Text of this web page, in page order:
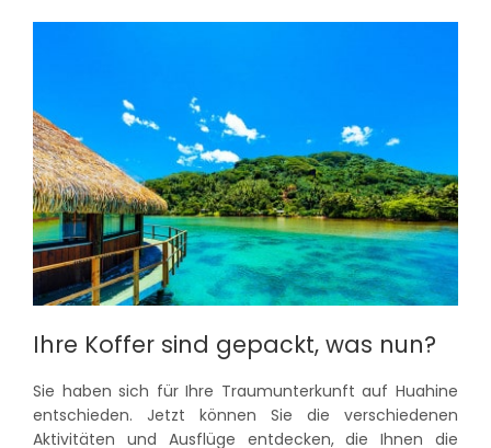
Ihre Koffer sind gepackt, was nun?
Sie haben sich für Ihre Traumunterkunft auf Huahine
entschieden. Jetzt können Sie die verschiedenen
Aktivitäten und Ausflüge entdecken, die Ihnen die